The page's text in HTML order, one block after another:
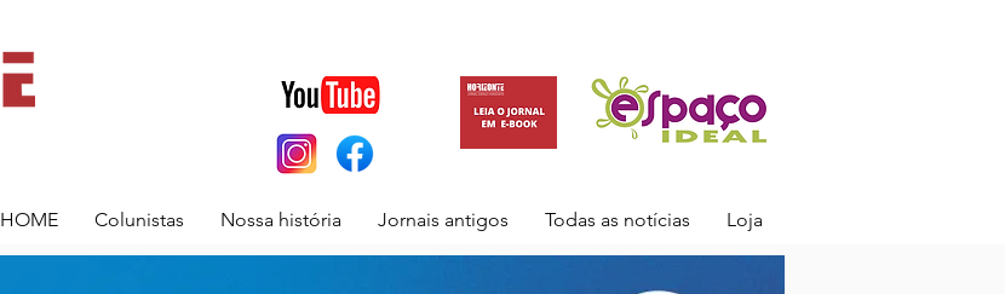
HOME Colunistas Nossa história Jornais antigos Todas as notícias Loja